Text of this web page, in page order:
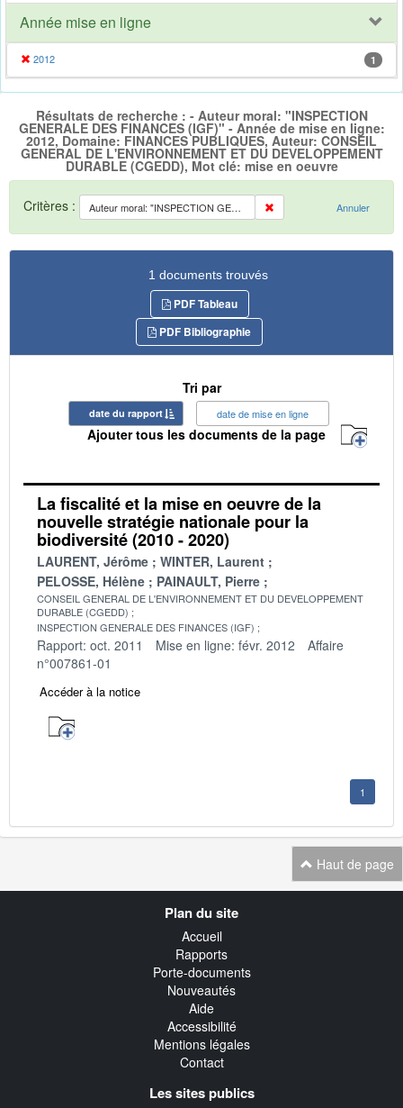
Année mise en ligne
2012 1
Résultats de recherche : - Auteur moral: "INSPECTION
GENERALE DES FINANCES (IGF)" - Année de mise en ligne:
2012, Domaine: FINANCES PUBLIQUES, Auteur: CONSEIL
GENERAL DE L'ENVIRONNEMENT ET DU DEVELOPPEMENT
DURABLE (CGEDD), Mot clé: mise en oeuvre
Critères : Auteur moral: "INSPECTION GENERALE DES FINANCES (IGF)" Annuler
1 documents trouvés
PDF Tableau
PDF Bibliographie
Tri par
date du rapport date de mise en ligne
Ajouter tous les documents de la page
La fiscalité et la mise en oeuvre de la
nouvelle stratégie nationale pour la
biodiversité (2010 - 2020)
LAURENT, Jérôme
WINTER, Laurent
PELOSSE, Hélène
PAINAULT, Pierre
CONSEIL GENERAL DE L'ENVIRONNEMENT ET DU DEVELOPPEMENT
DURABLE (CGEDD)
INSPECTION GENERALE DES FINANCES (IGF)
Rapport: oct. 2011 Mise en ligne: févr. 2012
Affaire
n°007861-01
Accéder à la notice
1
Haut de page
Plan du site
Accueil
Rapports
Porte-documents
Nouveautés
Aide
Accessibilité
Mentions légales
Contact
Les sites publics